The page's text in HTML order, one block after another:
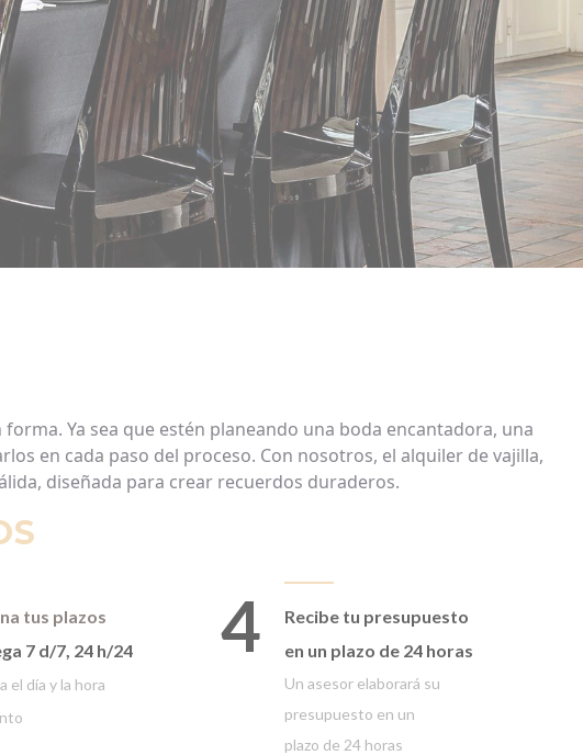
Ya sea que estén planeando una boda encantadora, una
en cada paso del proceso. Con nosotros, el alquiler devajilla,
, diseñada para crear recuerdos duraderos.
tus plazos
7 d/7, 24 h/24
el día y la hora
4
Recibe tu presupuesto
en un plazo de 24 horas
Un asesor elaborará su
presupuesto en un
plazo de 24 horas